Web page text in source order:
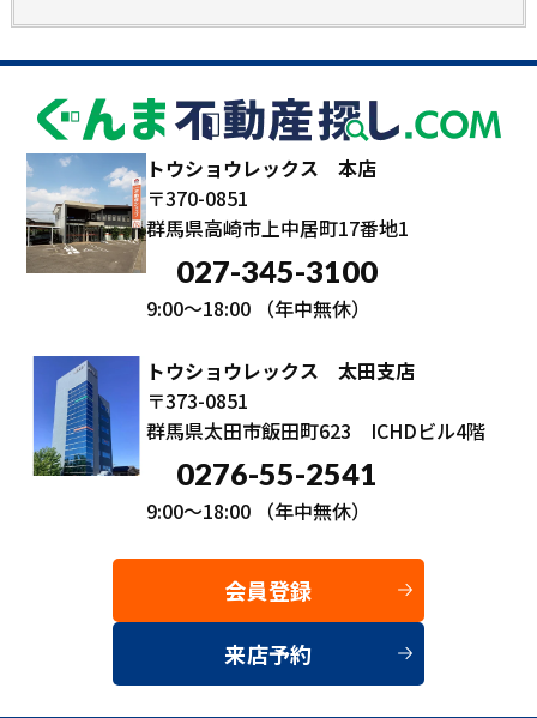
トウショウレックス 本店
〒370-0851
群馬県高崎市上中居町17番地1
027-345-3100
9:00～18:00 （年中無休）
トウショウレックス 太田支店
〒373-0851
群馬県太田市飯田町623 ICHDビル4階
0276-55-2541
9:00～18:00 （年中無休）
会員登録
来店予約